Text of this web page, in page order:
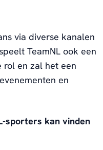
via diverse kanalen
TeamNL ook een
en zal het een
en
sporters kan vinden